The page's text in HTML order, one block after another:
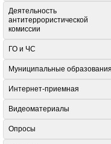
Деятельность
антитеррористической
комиссии
ГО и ЧС
Муниципальные образования
Интернет-приемная
Видеоматериалы
Опросы